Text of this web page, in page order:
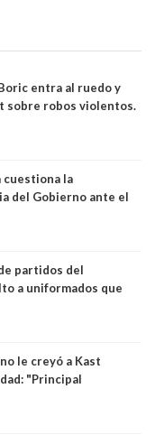
entra al ruedo y
sobre robos violentos.
cuestiona la
del Gobierno ante el
la alternancia en el
partidos del
a uniformados que
le creyó a Kast
"Principal
y levantar secreto